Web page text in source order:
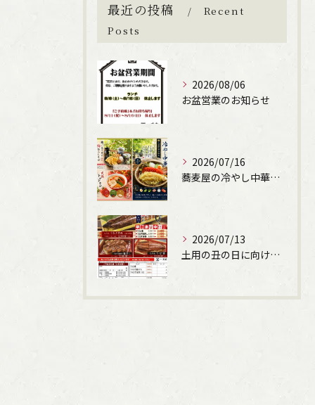
最近の投稿
Recent
Posts
2026/08/06
お盆営業のお知らせ
2026/07/16
蕎麦屋の冷やし中華始まります！（文楽姫路駅南店）
2026/07/13
土用の丑の日に向けて、うなぎの申込受付しています。
ご購入はこちら